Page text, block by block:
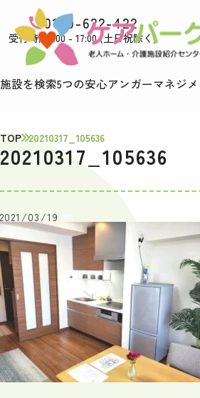
0120-622-422
受付時間9:00 - 17:00 (土日祝除く)
施設を検索5つの安心アンガーマネジ
TOP 20210317_105636
20210317_105636
2021/03/19